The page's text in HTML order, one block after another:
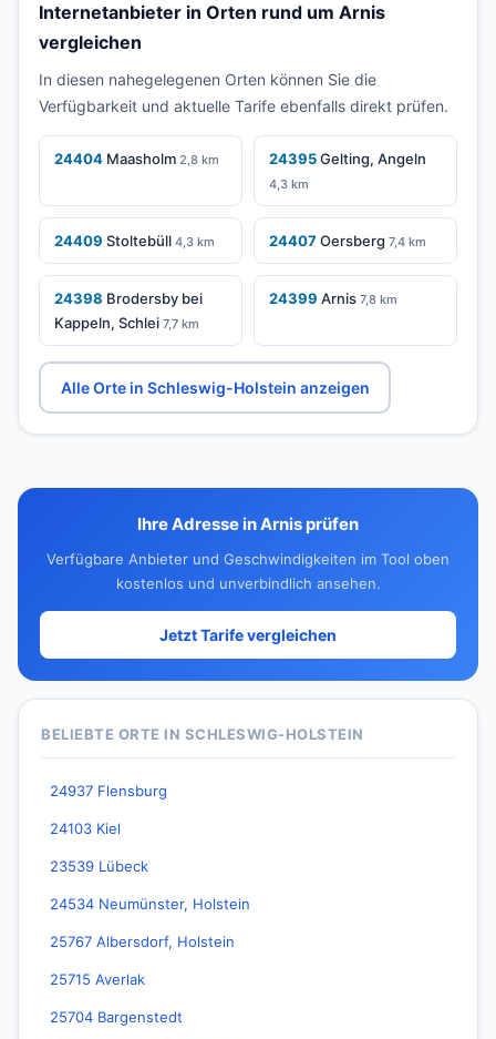
Internetanbieter in Orten rund um Arnis
vergleichen
In diesen nahegelegenen Orten können Sie die
Verfügbarkeit und aktuelle Tarife ebenfalls direkt prüfen.
24404 Maasholm 2,8 km 24395Gelting, Angeln
4,3 km
24409 Stoltebüll 4,3 km 24407Oersberg 7,4 km
24398 Brodersby bei
Kappeln, Schlei 7,7 km
24399 Arnis 7,8 km
Alle Orte in Schleswig-Holstein anzeigen
Ihre Adresse in Arnis prüfen
Verfügbare Anbieter und Geschwindigkeiten im Tool oben
kostenlos und unverbindlich ansehen.
Jetzt Tarife vergleichen
BELIEBTE ORTE IN SCHLESWIG-HOLSTEIN
24937 Flensburg
24103 Kiel
23539 Lübeck
24534 Neumünster, Holstein
25767 Albersdorf, Holstein
25715 Averlak
25704 Bargenstedt